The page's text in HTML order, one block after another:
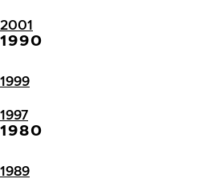
2001
1990
1999
1997
1980
1989